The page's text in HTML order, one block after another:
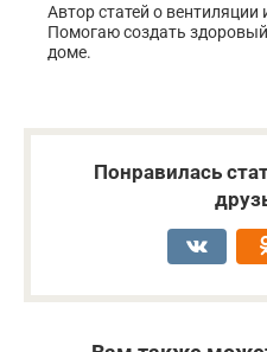
Автор статей о
Помогаю создать
доме.
Понравилась